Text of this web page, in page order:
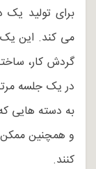
برای تولید یک
می کند. این یک
گردش کار،
در یک جلسه
به دسته هایی
و همچنین
کنند.